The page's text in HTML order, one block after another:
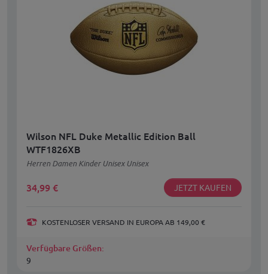
Wilson NFL Duke Metallic Edition Ball
WTF1826XB
Herren Damen Kinder Unisex Unisex
34,99 € JETZT KAUFEN
KOSTENLOSER VERSAND IN EUROPA AB 149,00 €
Verfügbare Größen:
9